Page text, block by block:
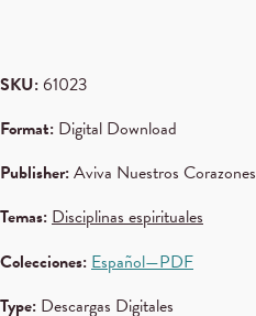
SKU:61023
Format: Digital Download
Publisher:Aviva Nuestros Corazones
Temas:Disciplinas espirituales
Colecciones:Español—PDF
Type: Descargas Digitales